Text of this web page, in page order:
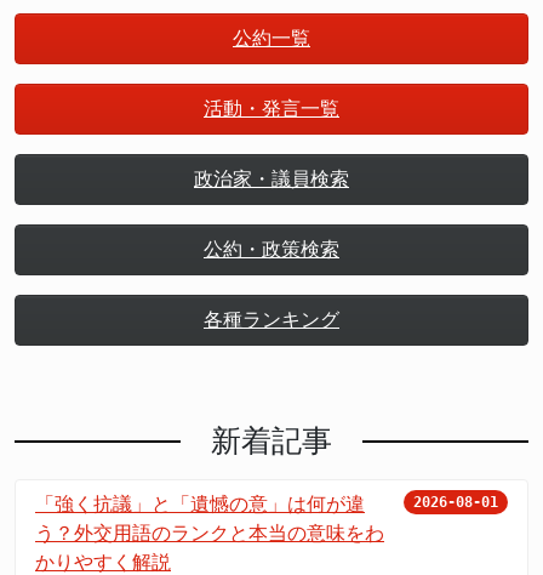
公約一覧
活動・発言一覧
政治家・議員検索
公約・政策検索
各種ランキング
新着記事
「強く抗議」と「遺憾の意」は何が違
う？外交用語のランクと本当の意味をわ
かりやすく解説
2026-08-01